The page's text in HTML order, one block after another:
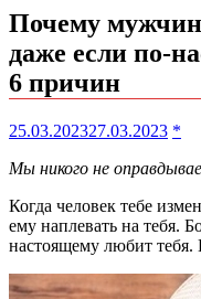
Почему
даже если по-
6 причин
25.03.202327.03.2023 *
Мы никого не
Когда человек тебе
ему наплевать на тебя.
настоящему любит тебя.